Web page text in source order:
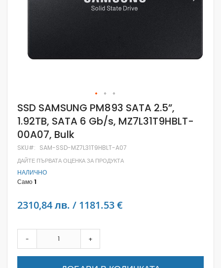
Skip
to
the
beginning
of
the
images
gallery
SSD SAMSUNG PM893 SATA 2.5”,
1.92TB, SATA 6 Gb/s, MZ7L31T9HBLT-
00A07, Bulk
SKU SAM-SSD-MZ7L31T9HBLT-A07
ДАЙТЕ ПЪРВАТА ОЦЕНКА ЗА ПРОДУКТА
НАЛИЧНО
Само1
2310,84 лв. / 1181.53 €
- +